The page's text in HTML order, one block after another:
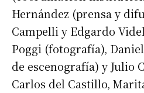
Hernández (prensa y
Campelli y Edgardo
Poggi (fotografía),
de escenografía) y Julio
Carlos del Castillo,